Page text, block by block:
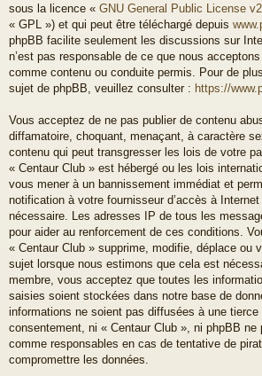
sous la licence « GNU General Public License v2
« GPL ») et qui peut être téléchargé depuis
phpBB facilite seulement les discussions sur
n’est pas responsable de ce que nous
comme contenu ou conduite permis. Pour de
sujet de phpBB, veuillez consulter : https://
Vous acceptez de ne pas publier de contenu
diffamatoire, choquant, menaçant, à caractère
contenu qui peut transgresser les lois de votre
« Centaur Club » est hébergé ou les lois
vous mener à un bannissement immédiat et
notification à votre fournisseur d’accès à
nécessaire. Les adresses IP de tous les
pour aider au renforcement de ces conditions.
« Centaur Club » supprime, modifie, déplace ou
sujet lorsque nous estimons que cela est
membre, vous acceptez que toutes les
saisies soient stockées dans notre base de
informations ne soient pas diffusées à une
consentement, ni « Centaur Club », ni phpBB ne
comme responsables en cas de tentative de
compromettre les données.